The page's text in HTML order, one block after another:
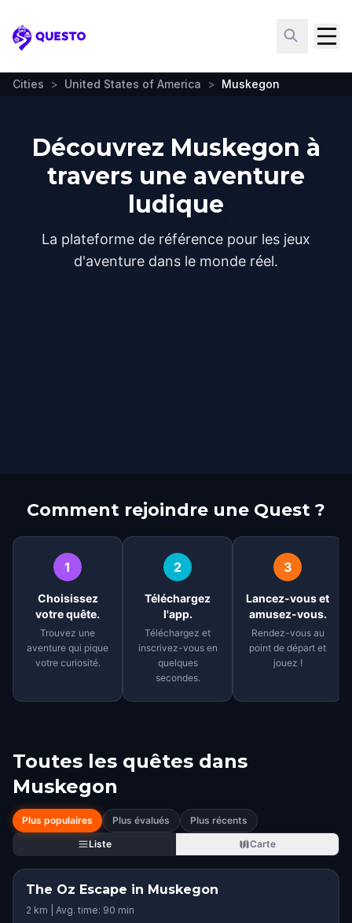
Questo
Cities > United States of America > Muskegon
Découvrez Muskegon à
travers une aventure
ludique
La plateforme de référence pour les jeux
d'aventure dans le monde réel.
Comment rejoindre une Quest ?
1
Choisissez
votre quête.
Trouvez une
aventure qui pique
votre curiosité.
2
Téléchargez
l'app.
Téléchargez et
inscrivez-vous en
quelques
secondes.
3
Lancez-vous et
amusez-vous.
Rendez-vous au
point de départ et
jouez !
Toutes les quêtes dans
Muskegon
Plus populaires Plus évalués
Plus récents
Liste
Carte
The Oz Escape in Muskegon
2 km | Avg. time: 90 min